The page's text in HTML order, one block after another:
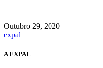
Outubro 29, 2020
expal
A EXPAL